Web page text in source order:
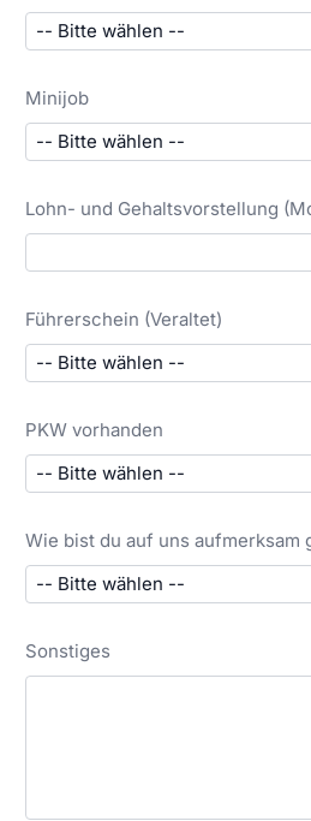
Minijob
Lohn- und Gehaltsvorstellung
Führerschein (Veraltet)
PKW vorhanden
Wie bist du auf uns aufmerksam
Sonstiges